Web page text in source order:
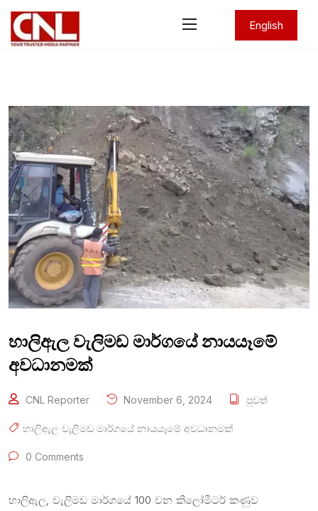
English
හාලිඇල වැලිමඩ මාර්ගයේ නායයෑමේ
අවධානමක්
CNL Reporter November 6, 2024 පුවත්
හාලිඇල වැලිමඩ මාර්ගයේ නායයෑමේ අවධානමක්
0 Comments
හාලිඇල, වැලිමඩ මාර්ගයේ 100 වන කිලෝමීටර් කණුව